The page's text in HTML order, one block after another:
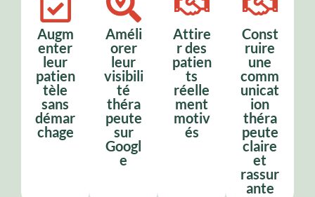
Augm
enter
leur
patien
tèle
sans
démar
chage
Améli
orer
leur
visibili
té
théra
peute
sur
Googl
e
Attire
r des
patien
ts
réelle
ment
motiv
és
Const
ruire
une
comm
unicat
ion
théra
peute
claire
et
rassur
ante